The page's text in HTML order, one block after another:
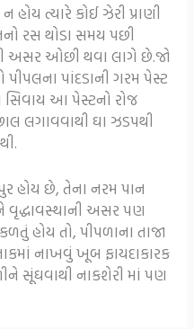
ત્યારે કોઈ ઝેરી પ્રાણી
રસ થોડા સમય પછી
અસર ઓછી થવા લાગે છે.જો
પાંદડાની ગરમ પેસ્ટ
આ પેસ્ટનો રોજ
લગાવવાથી ઘા ઝડપથી
હોય છે, તેના નરમ પાન
અસર પણ
હોય તો, પીપળાના તાજા
નાખવું ખૂબ ફાયદાકારક
સૂંઘવાથી નાકશેરી માં પણ